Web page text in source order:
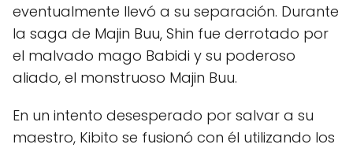
eventualmente llevó a su separación. Durante
la saga de Majin Buu, Shin fue derrotado por
el malvado mago Babidi y su poderoso
aliado, el monstruoso Majin Buu.
En un intento desesperado por salvar a su
maestro, Kibito se fusionó con él utilizando los